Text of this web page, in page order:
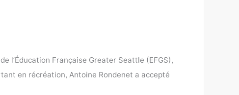
l’Éducation Française Greater Seattle (EFGS),
en récréation, Antoine Rondenet a accepté